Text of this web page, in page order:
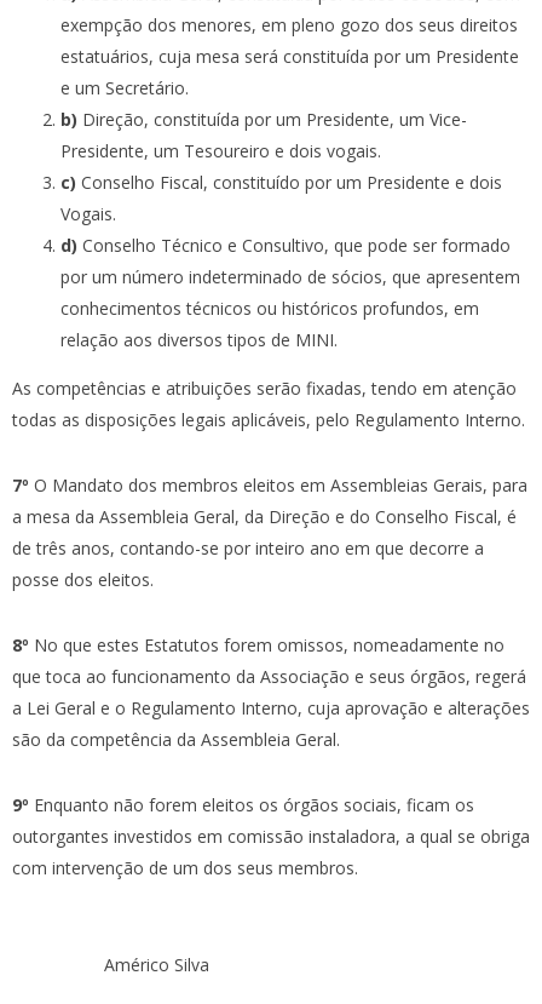
exempção dos menores, em pleno gozo dos seus direitos
estatuários, cuja mesa será constituída por um Presidente
e um Secretário.
b) Direção, constituída por um Presidente, um Vice-
Presidente, um Tesoureiro e dois vogais.
c) Conselho Fiscal, constituído por um Presidente e dois
Vogais.
d) Conselho Técnico e Consultivo, que pode ser formado
por um número indeterminado de sócios, que apresentem
conhecimentos técnicos ou históricos profundos, em
relação aos diversos tipos de MINI.
As competências e atribuições serão fixadas, tendo em atenção
todas as disposições legais aplicáveis, pelo Regulamento Interno.
7º O Mandato dos membros eleitos em Assembleias Gerais, para
a mesa da Assembleia Geral, da Direção e do Conselho Fiscal, é
de três anos, contando-se por inteiro ano em que decorre a
posse dos eleitos.
8º No que estes Estatutos forem omissos, nomeadamente no
que toca ao funcionamento da Associação e seus órgãos, regerá
a Lei Geral e o Regulamento Interno, cuja aprovação e alterações
são da competência da Assembleia Geral.
9º Enquanto não forem eleitos os órgãos sociais, ficam os
outorgantes investidos em comissão instaladora, a qual se obriga
com intervenção de um dos seus membros.
Américo Silva